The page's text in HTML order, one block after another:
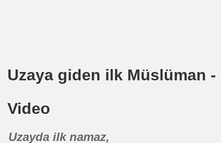
Uzaya giden ilk Müslüman -
Video
Uzayda ilk namaz,
Beden Şehit